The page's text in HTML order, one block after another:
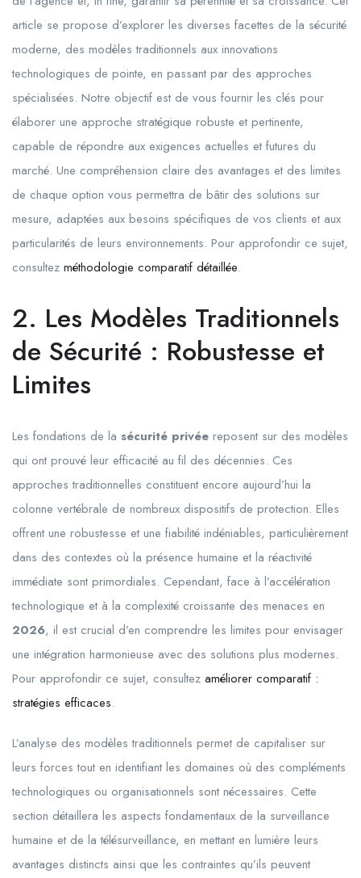
article se propose d’explorer les diverses facettes de la sécurité
moderne, des modèles traditionnels aux innovations
technologiques de pointe, en passant par des approches
spécialisées. Notre objectif est de vous fournir les clés pour
élaborer une approche stratégique robuste et pertinente,
capable de répondre aux exigences actuelles et futures du
marché. Une compréhension claire des avantages et des limites
de chaque option vous permettra de bâtir des solutions sur
mesure, adaptées aux besoins spécifiques de vos clients et aux
particularités de leurs environnements. Pour approfondir ce sujet,
consultez méthodologie comparatif détaillée.
2. Les Modèles Traditionnels
de Sécurité : Robustesse et
Limites
Les fondations de la sécurité privée reposent sur des modèles
qui ont prouvé leur efficacité au fil des décennies. Ces
approches traditionnelles constituent encore aujourd’hui la
colonne vertébrale de nombreux dispositifs de protection. Elles
offrent une robustesse et une fiabilité indéniables, particulièrement
dans des contextes où la présence humaine et la réactivité
immédiate sont primordiales. Cependant, face à l’accélération
technologique et à la complexité croissante des menaces en
2026, il est crucial d’en comprendre les limites pour envisager
une intégration harmonieuse avec des solutions plus modernes.
Pour approfondir ce sujet, consultez améliorer comparatif :
stratégies efficaces.
L’analyse des modèles traditionnels permet de capitaliser sur
leurs forces tout en identifiant les domaines où des compléments
technologiques ou organisationnels sont nécessaires. Cette
section détaillera les aspects fondamentaux de la surveillance
humaine et de la télésurveillance, en mettant en lumière leurs
avantages distincts ainsi que les contraintes qu’ils peuvent